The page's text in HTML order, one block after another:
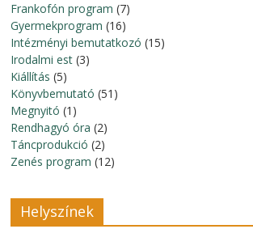
Frankofón program (7)
Gyermekprogram (16)
Intézményi bemutatkozó (15)
Irodalmi est (3)
Kiállítás (5)
Könyvbemutató (51)
Megnyitó (1)
Rendhagyó óra (2)
Táncprodukció (2)
Zenés program (12)
Helyszínek